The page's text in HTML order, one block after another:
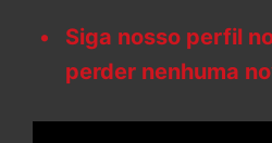
Siga nosso perfil
perder nenhuma